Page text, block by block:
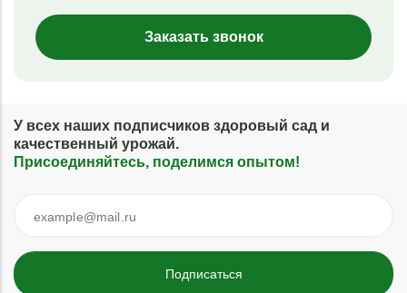
Заказать звонок
У всех наших подписчиков здоровый сад и
качественный урожай.
Присоединяйтесь, поделимся опытом!